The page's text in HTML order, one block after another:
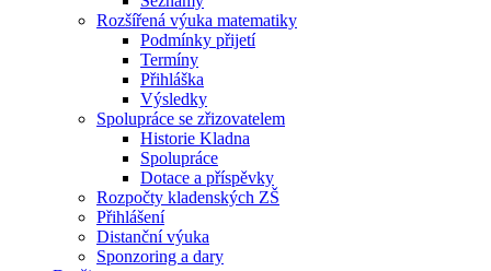
Rozšířená výuka matematiky
Podmínky přijetí
Termíny
Přihláška
Výsledky
Spolupráce se zřizovatelem
Historie Kladna
Spolupráce
Dotace a příspěvky
Rozpočty kladenských ZŠ
Přihlášení
Distanční výuka
Sponzoring a dary